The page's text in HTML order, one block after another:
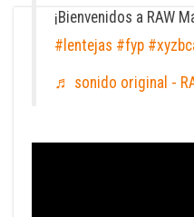
¡Bienvenidos a RAW
#lentejas #fyp
♬ sonido original -